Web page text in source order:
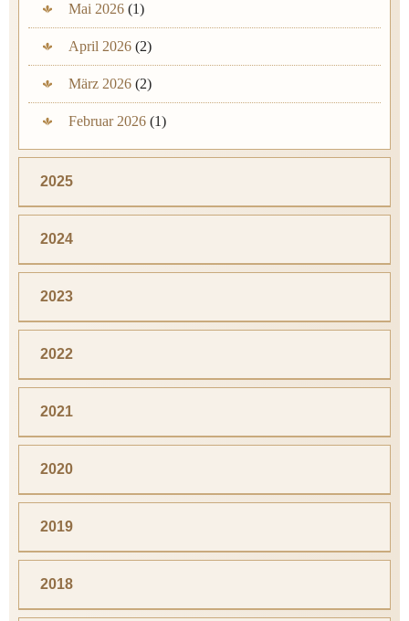
Mai 2026 (1)
April 2026 (2)
März 2026 (2)
Februar 2026 (1)
2025
2024
2023
2022
2021
2020
2019
2018